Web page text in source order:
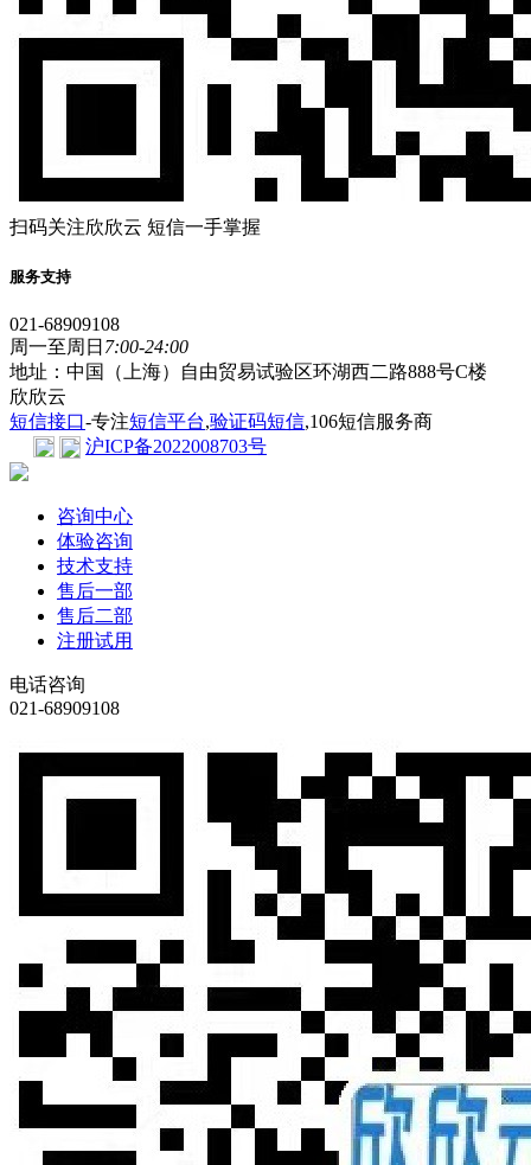
扫码关注欣欣云 短信一手掌握
服务支持
021-68909108
周一至周日 7:00-24:00
地址：中国（上海）自由贸易试验区环湖西二路888号C楼
欣欣云
短信接口-专注短信平台,验证码短信,106短信服务商
沪ICP备2022008703号
咨询中心
体验咨询
技术支持
售后一部
售后二部
注册试用
电话咨询
021-68909108